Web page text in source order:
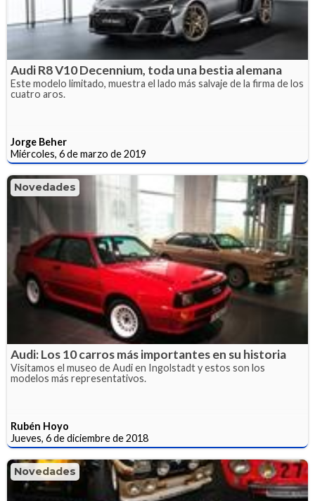
Audi R8 V10 Decennium, toda una bestia alemana
Este modelo limitado, muestra el lado más salvaje de la firma de los
cuatro aros.
Jorge Beher
Miércoles, 6 de marzo de 2019
Novedades
Audi: Los 10 carros más importantes en su historia
Visitamos el museo de Audi en Ingolstadt y estos son los
modelos más representativos.
Rubén Hoyo
Jueves, 6 de diciembre de 2018
Novedades